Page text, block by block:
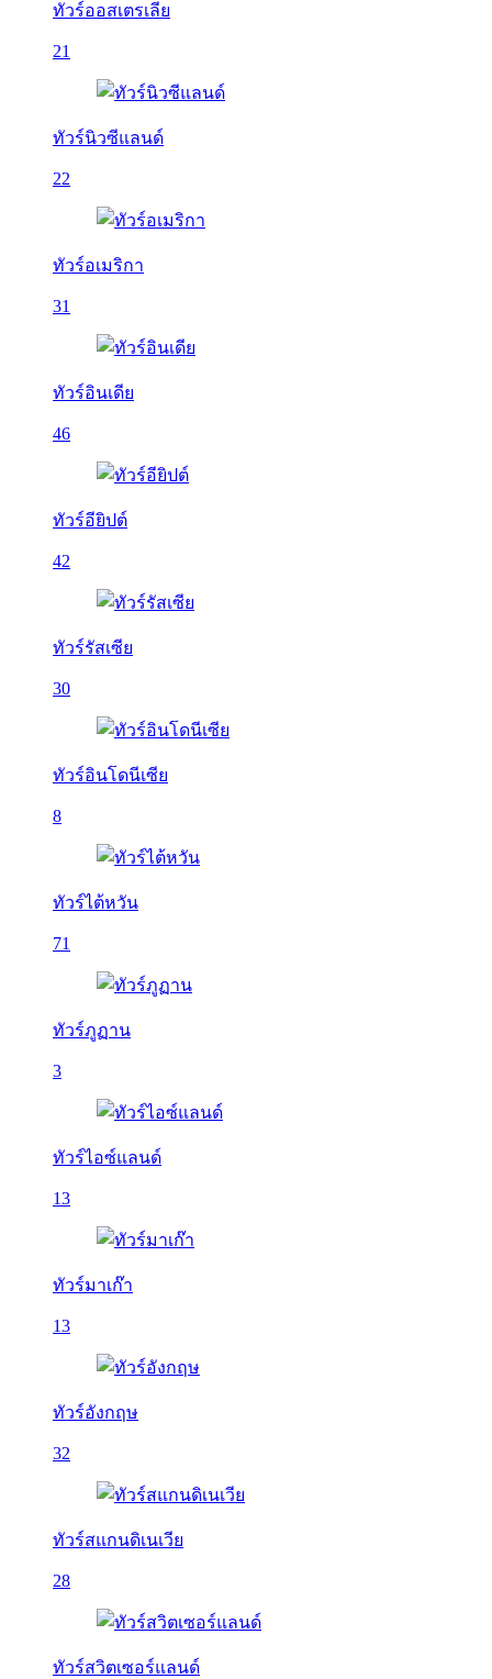
ทัวร์ออสเตรเลีย
21
ทัวร์นิวซีแลนด์
22
ทัวร์อเมริกา
31
ทัวร์อินเดีย
46
ทัวร์อียิปต์
42
ทัวร์รัสเซีย
30
ทัวร์อินโดนีเซีย
8
ทัวร์ไต้หวัน
71
ทัวร์ภูฏาน
3
ทัวร์ไอซ์แลนด์
13
ทัวร์มาเก๊า
13
ทัวร์อังกฤษ
32
ทัวร์สแกนดิเนเวีย
28
ทัวร์สวิตเซอร์แลนด์